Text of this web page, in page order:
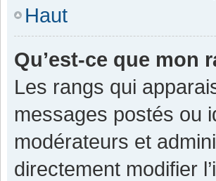
Haut
Qu’est-ce que mon
Les rangs qui
messages postés ou
modérateurs et
directement modifier